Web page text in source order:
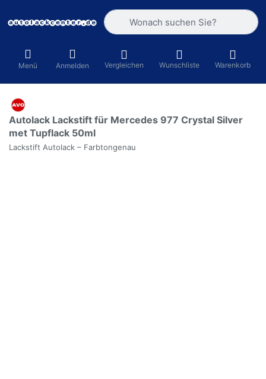
Geben Sie einen Suchbegriff ein.
Menü Anmelden Vergleichen Wunschliste Warenkorb
Autolack Lackstift für Mercedes 977 Crystal Silver
met Tupflack 50ml
Lackstift Autolack – Farbtongenau